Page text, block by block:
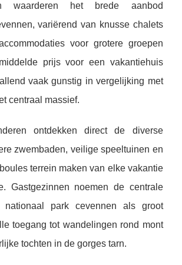
waarderen het brede aanbod
variërend van knusse chalets
voor grotere groepen
prijs voor een vakantiehuis
vaak gunstig in vergelijking met
centraal massief.
ontdekken direct de diverse
zwembaden, veilige speeltuinen en
terrein maken van elke vakantie
Gastgezinnen noemen de centrale
nationaal park cevennen als groot
toegang tot wandelingen rond mont
tochten in de gorges tarn.